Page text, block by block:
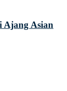
Ajang Asian